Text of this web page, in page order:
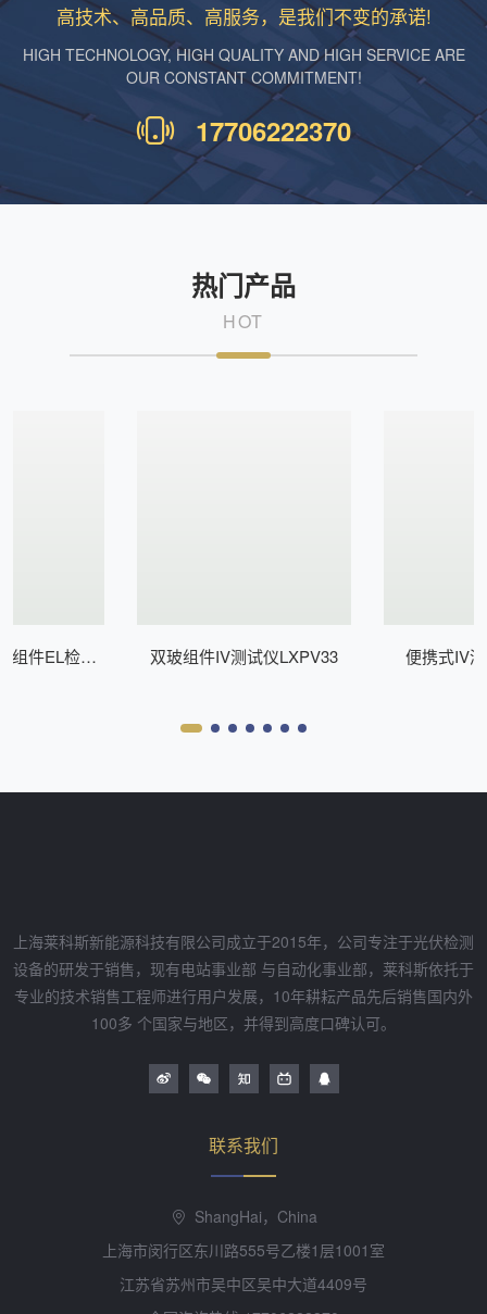
高技术、高品质、高服务，是我们不变的承诺!
HIGH TECHNOLOGY, HIGH QUALITY AND HIGH SERVICE ARE
OUR CONSTANT COMMITMENT!
17706222370
热门产品
HOT
组件EL检测
双玻组件IV测试仪LXPV33 便携式IV
上海莱科斯新能源科技有限公司成立于2015年，公司专注于光伏检测
设备的研发于销售，现有电站事业部 与自动化事业部，莱科斯依托于
专业的技术销售工程师进行用户发展，10年耕耘产品先后销售国内外
100多 个国家与地区，并得到高度口碑认可。
联系我们
ShangHai，China
上海市闵行区东川路555号乙楼1层1001室
江苏省苏州市吴中区吴中大道4409号